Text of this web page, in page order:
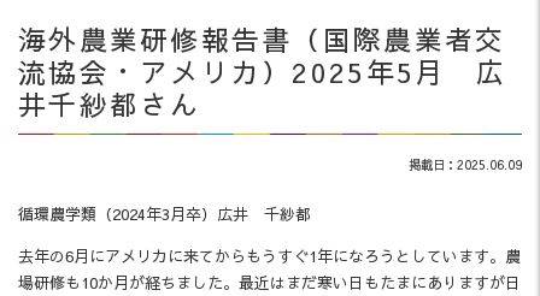
海外農業研修報告書（国際農業者交
流協会・アメリカ）2025年5月 広
井千紗都さん
掲載日：2025.06.09
循環農学類（2024年3月卒）広井 千紗都
去年の6月にアメリカに来てからもうすぐ1年になろうとしています。農
場研修も10か月が経ちました。最近はまだ寒い日もたまにありますが日